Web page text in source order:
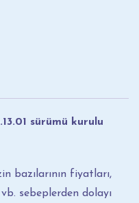
sürümü kurulu
bazılarının fiyatları,
sebeplerden dolayı